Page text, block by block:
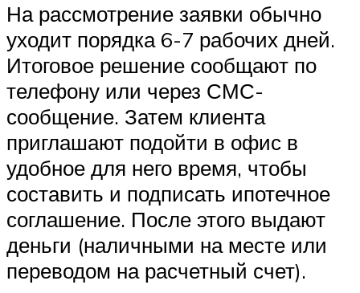
На рассмотрение заявки обычно
уходит порядка 6-7 рабочих дней.
Итоговое решение сообщают по
телефону или через СМС-
сообщение. Затем клиента
приглашают подойти в офис в
удобное для него время, чтобы
составить и подписать ипотечное
соглашение. После этого выдают
деньги (наличными на месте или
переводом на расчетный счет).